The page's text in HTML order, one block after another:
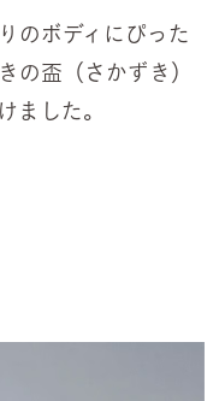
のボディにぴった
の盃（さかずき）
ました。